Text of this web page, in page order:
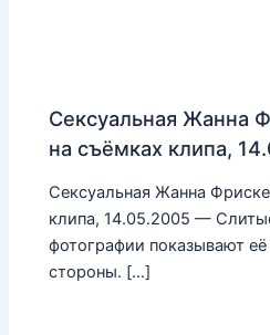
Сексуальная Жанна
на съёмках клипа,
Сексуальная Жанна
клипа, 14.05.2005 —
фотографии показывают
стороны. […]